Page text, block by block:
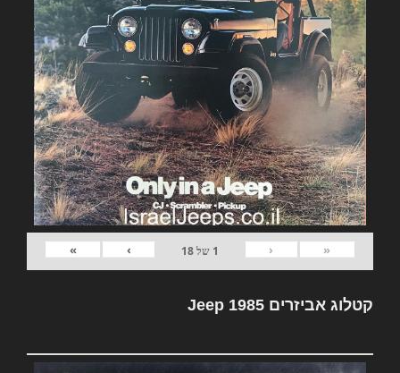
«
‹
1 של18
›
»
קטלוג אביזרים Jeep 1985